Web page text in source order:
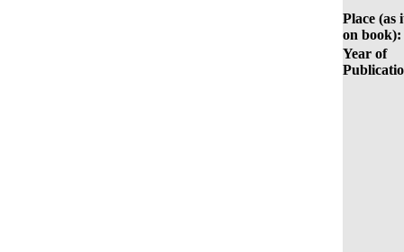
Place (as
on book):
Year of